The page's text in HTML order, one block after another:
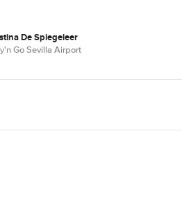
De Spiegeleer
Go Sevilla Airport